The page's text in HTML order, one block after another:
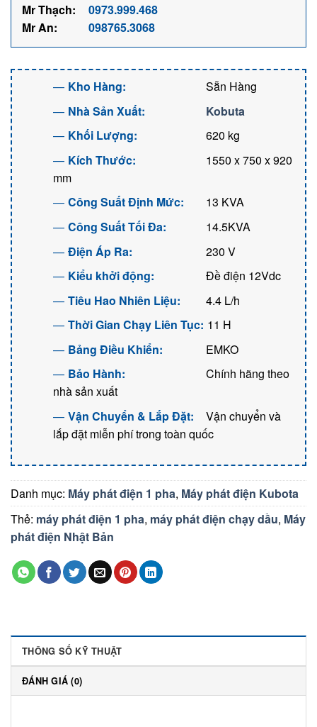
Mr Thạch:
0973.999.468
Mr An:
098765.3068
Kho Hàng:
Sẵn Hàng
Nhà Sản Xuất:
Kobuta
Khối Lượng:
620 kg
Kích Thước:
1550 x 750 x 920
mm
Công Suất Định Mức:
13 KVA
Công Suất Tối Đa:
14.5KVA
Điện Áp Ra:
230 V
Kiểu khởi động:
Đề điện 12Vdc
Tiêu Hao Nhiên Liệu:
4.4 L/h
Thời Gian Chạy Liên Tục: 11 H
Bảng Điều Khiển:
EMKO
Bảo Hành:
Chính hãng theo
nhà sản xuất
Vận Chuyển & Lắp Đặt:
Vận chuyển và
lắp đặt miễn phí trong toàn quốc
Danh mục: Máy phát điện 1 pha, Máy phát điện Kubota
Thẻ: máy phát điện 1 pha, máy phát điện chạy dầu, Máy
phát điện Nhật Bản
THÔNG SỐ KỸ THUẬT
ĐÁNH GIÁ (0)